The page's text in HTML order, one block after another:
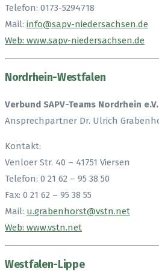
Telefon: 0173-5294718
Mail: info@sapv-niedersachsen.de
Web: www.sapv-niedersachsen.de
Nordrhein-Westfalen
Verbund SAPV-Teams Nordrhein e.V.
Ansprechpartner Dr. Ulrich
Kontakt:
Venloer Str. 40 – 41751 Viersen
Telefon: 0 21 62 – 95 38 50
Fax: 0 21 62 – 95 38 55
Mail: u.grabenhorst@vstn.net
Web: www.vstn.net
Westfalen-Lippe